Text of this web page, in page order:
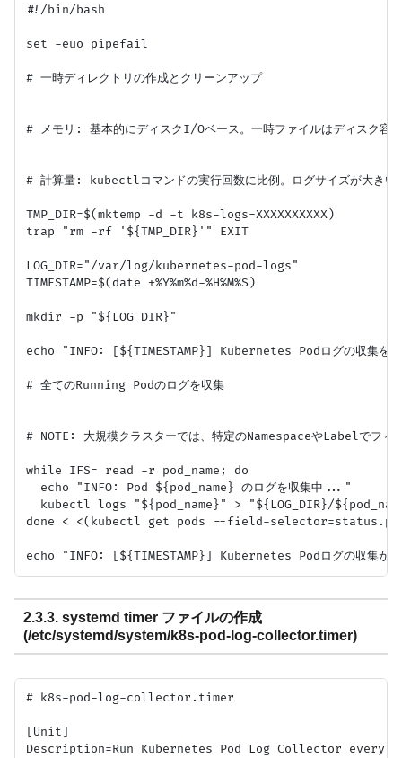
#!/bin/bash
set -euo pipefail
# 一時ディレクトリの作成とクリーンアップ
# メモリ: 基本的にディスクI/Oベース。一時ファイルはディスク容
# 計算量: kubectlコマンドの実行回数に比例。ログサイズが大きい
TMP_DIR=$(mktemp -d -t k8s-logs-XXXXXXXXXX)
trap "rm -rf '${TMP_DIR}'" EXIT
LOG_DIR="/var/log/kubernetes-pod-logs"
TIMESTAMP=$(date +%Y%m%d-%H%M%S)
mkdir -p "${LOG_DIR}"
echo "INFO: [${TIMESTAMP}] Kubernetes Podログの収集を
# 全てのRunning Podのログを収集
# NOTE: 大規模クラスターでは、特定のNamespaceやLabelでフィ
while IFS= read -r pod_name; do
  echo "INFO: Pod ${pod_name} のログを収集中..."
kubectl logs "${pod_name}" > "${LOG_DIR}/
done < <(kubectl get pods --field-
2.3.3. systemd timer ファイルの作成
(/etc/systemd/system/k8s-pod-log-collector.timer)
# k8s-pod-log-collector.timer
[Unit]
Description=Run Kubernetes Pod Log Collector every